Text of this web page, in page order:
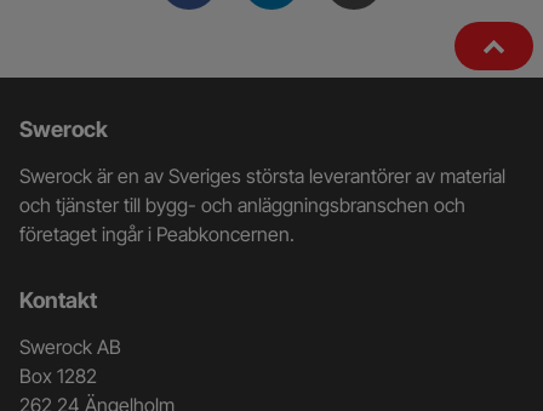
Ytterligare
information
och
kontaktuppgifter
Swerock
Swerock är en av Sveriges största leverantörer av material
och tjänster till bygg- och anläggningsbranschen och
företaget ingår i Peabkoncernen.
Kontakt
Swerock AB
Box 1282
262 24 Ängelholm